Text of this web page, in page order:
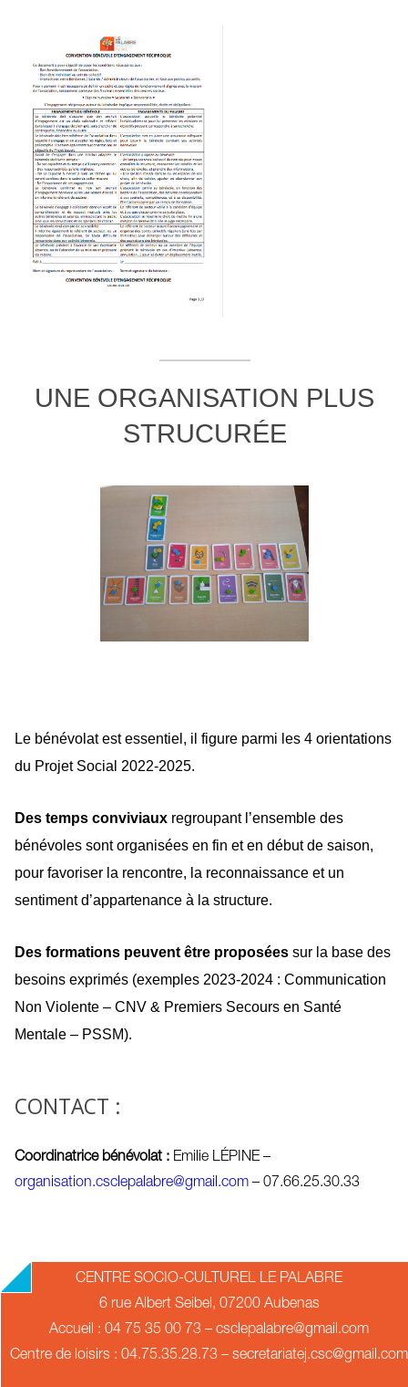
UNE ORGANISATION PLUS
STRUCURÉE
Le bénévolat est essentiel, il figure parmi les 4 orientations
du Projet Social 2022-2025.
Des temps conviviaux regroupant l’ensemble des
bénévoles sont organisées en fin et en début de saison,
pour favoriser la rencontre, la reconnaissance et un
sentiment d’appartenance à la structure.
Des formations peuvent être proposées sur la base des
besoins exprimés (exemples 2023-2024 : Communication
Non Violente – CNV & Premiers Secours en Santé
Mentale – PSSM).
CONTACT :
Coordinatrice bénévolat : Emilie LÉPINE –
organisation.csclepalabre@gmail.com – 07.66.25.30.33
2019-
CENTRE SOCIO-CULTUREL LE PALABRE
6 rue Albert Seibel, 07200 Aubenas
Accueil : 04 75 35 00 73 – csclepalabre@gmail.com
Centre de loisirs : 04.75.35.28.73 – secretariatej.csc@gmail.com